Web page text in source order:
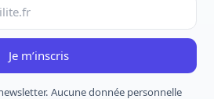
Je m’inscris
Aucune donnée personnelle